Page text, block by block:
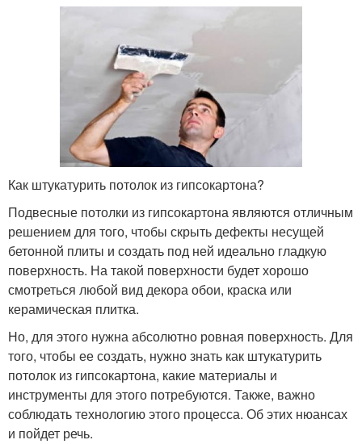
Как штукатурить потолок из гипсокартона?
Подвесные потолки из гипсокартона являются отличным
решением для того, чтобы скрыть дефекты несущей
бетонной плиты и создать под ней идеально гладкую
поверхность. На такой поверхности будет хорошо
смотреться любой вид декора обои, краска или
керамическая плитка.
Но, для этого нужна абсолютно ровная поверхность. Для
того, чтобы ее создать, нужно знать как штукатурить
потолок из гипсокартона, какие материалы и
инструменты для этого потребуются. Также, важно
соблюдать технологию этого процесса. Об этих нюансах
и пойдет речь.